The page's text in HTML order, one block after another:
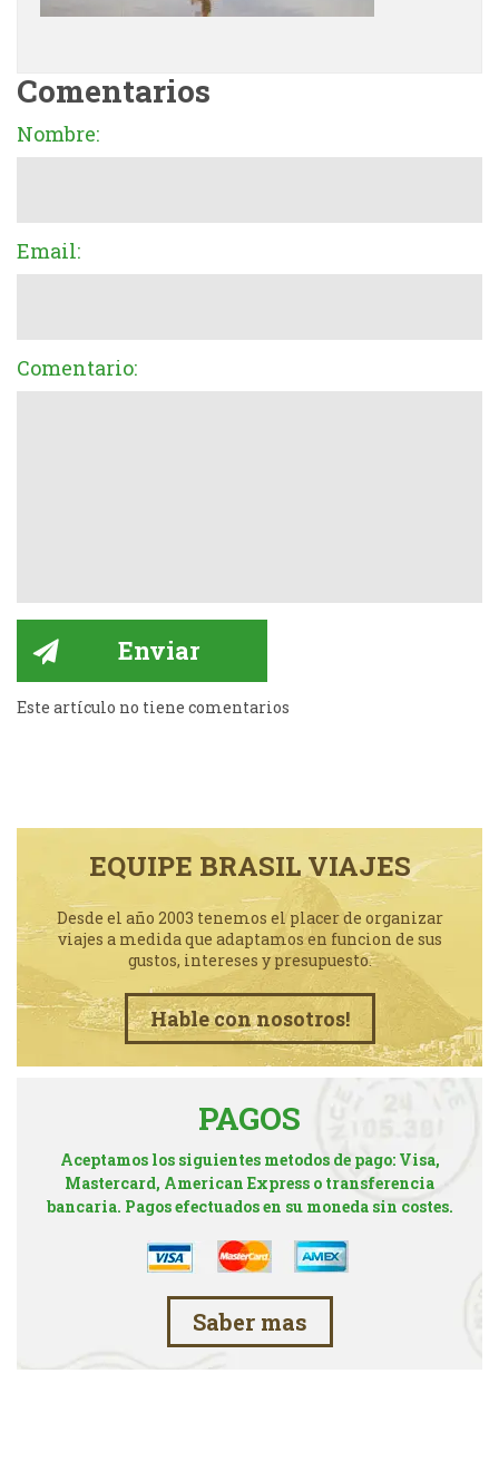
Comentarios
Nombre:
Email:
Comentario:
Este artículo no tiene comentarios
EQUIPE BRASIL VIAJES
Desde el año 2003 tenemos el placer de organizar
viajes a medida que adaptamos en funcion de sus
gustos, intereses y presupuesto.
Hable con nosotros!
PAGOS
Aceptamos los siguientes metodos de pago: Visa,
Mastercard, American Express o transferencia
bancaria. Pagos efectuados en su moneda sin costes.
Saber mas